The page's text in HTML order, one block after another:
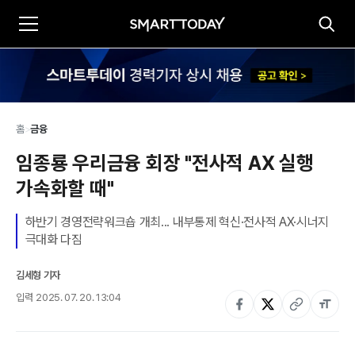
홈>금융
임종룡 우리금융 회장 "전사적 AX 실행
가속화할 때"
하반기 경영전략워크숍 개최... 내부통제 혁신·전사적 AX·시너지
극대화 다짐
김세형 기자
입력 2025. 07. 20. 13:04